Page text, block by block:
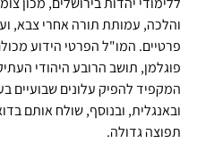
והלכה, עמותת תורה אחרי צבא,
פרטיים. המו"ל הפרטי הידוע
פוגלמן, תושב הרובע היהודי
המקפיד להפיק עלונים שבועיים
ובאנגלית, ובנוסף, שולח אותם
תפוצה גדולה.